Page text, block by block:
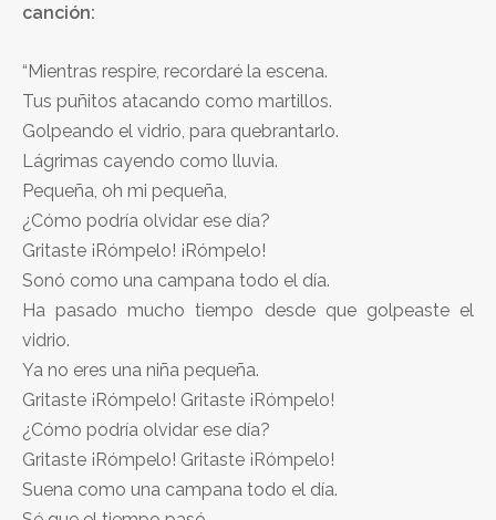
canción:
“Mientras respire, recordaré la escena.
Tus puñitos atacando como martillos.
Golpeando el vidrio, para quebrantarlo.
Lágrimas cayendo como lluvia.
Pequeña, oh mi pequeña,
¿Cómo podría olvidar ese día?
Gritaste ¡Rómpelo! ¡Rómpelo!
Sonó como una campana todo el día.
Ha pasado mucho tiempo desde que golpeaste el
vidrio.
Ya no eres una niña pequeña.
Gritaste ¡Rómpelo! Gritaste ¡Rómpelo!
¿Cómo podría olvidar ese día?
Gritaste ¡Rómpelo! Gritaste ¡Rómpelo!
Suena como una campana todo el día.